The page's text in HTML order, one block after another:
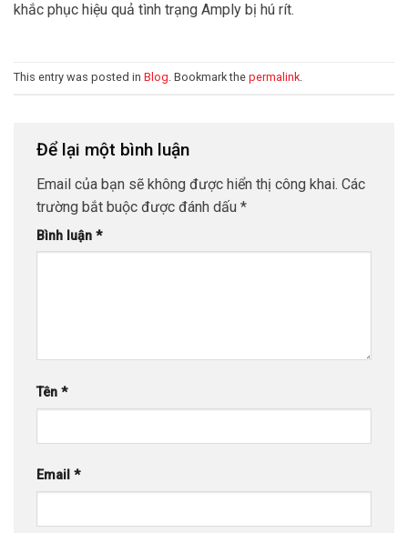
khắc phục hiệu quả tình trạng Amply bị hú rít.
This entry was posted in Blog. Bookmark the permalink.
Để lại một bình luận
Email của bạn sẽ không được hiển thị công khai. Các
trường bắt buộc được đánh dấu *
Bình luận *
Tên *
Email *